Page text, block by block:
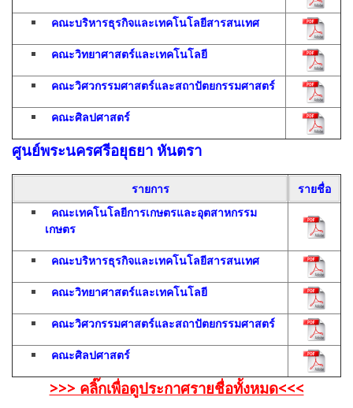
คณะบริหารธุรกิจและเทคโนโลยีสารสนเทศ
คณะวิทยาศาสตร์และเทคโนโลยี
คณะวิศวกรรมศาสตร์และสถาปัตยกรรมศาสตร์
คณะศิลปศาสตร์
ศูนย์พระนครศรีอยุธยา หันตรา
รายการ
รายชื่อ
คณะเทคโนโลยีการเกษตรและอุตสาหกรรม
เกษตร
คณะบริหารธุรกิจและเทคโนโลยีสารสนเทศ
คณะวิทยาศาสตร์และเทคโนโลยี
คณะวิศวกรรมศาสตร์และสถาปัตยกรรมศาสตร์
คณะศิลปศาสตร์
>>> คลิ๊กเพื่อดูประกาศรายชื่อทั้งหมด<<<